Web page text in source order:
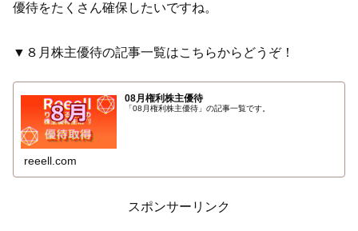
優待をたくさん確保したいですね。
▼８月株主優待の記事一覧はこちらからどうぞ！
08月権利株主優待
「08月権利株主優待」の記事一覧です。
reeell.com
スポンサーリンク